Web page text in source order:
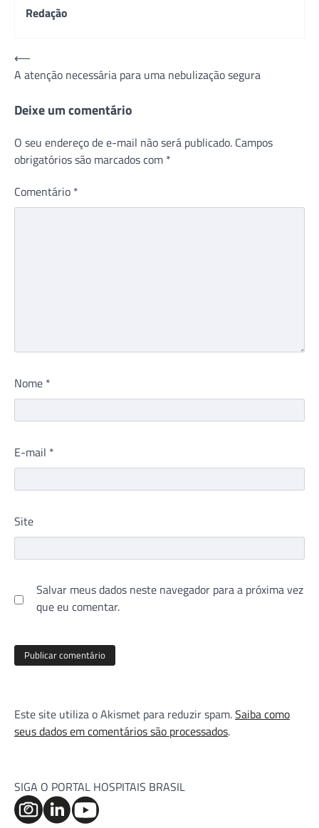
Redação
Navegação
de
Post
⟵
A atenção necessária para uma nebulização segura
Deixe um comentário
O seu endereço de e-mail não será publicado. Campos
obrigatórios são marcados com *
Comentário *
Nome *
E-mail *
Site
Salvar meus dados neste navegador para a próxima vez
que eu comentar.
Este site utiliza o Akismet para reduzir spam.Saiba como
seus dados em comentários são processados.
SIGA O PORTAL HOSPITAIS BRASIL